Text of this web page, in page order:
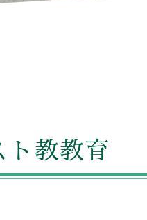
教教育